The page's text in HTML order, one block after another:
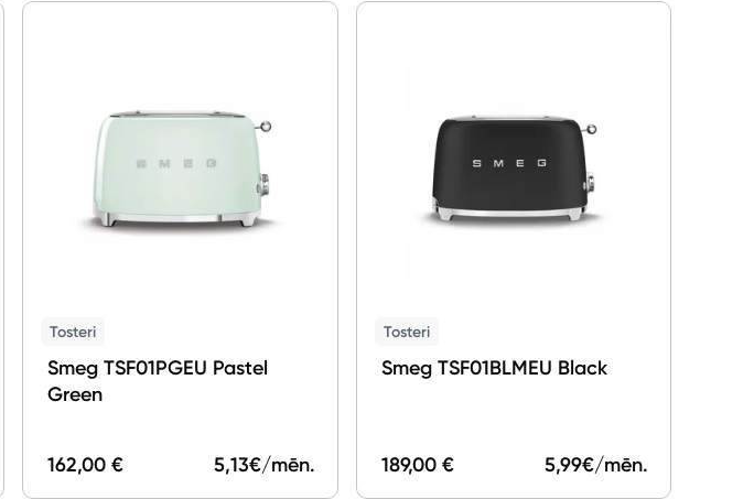
Tosteri
Smeg TSF01PGEU Pastel
Green
162,00 € 5,13€/mēn.
Tosteri
Smeg TSF01BLMEU Black
189,00 € 5,99€/mēn.